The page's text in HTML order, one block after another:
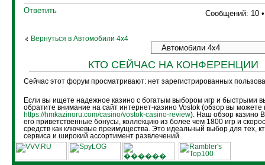
Ответить
Сообщений: 10
Вернуться в Автомобили 4х4
КТО СЕЙЧАС НА КОНФЕРЕНЦИИ
Сейчас этот форум просматривают: нет зарегистрированных
Если вы ищете надежное казино с богатым выбором игр и быстрыми
обратите внимание на сайт интернет-казино Vostok (обзор вы можете
https://hmkazinoru.com/casino/vostok-casino-review). Наш обзор казино
его приветственные бонусы, коллекцию из более чем 1800 игр и
средств как ключевые преимущества. Это идеальный выбор для тех,
сервиса и широкий ассортимент развлечений.